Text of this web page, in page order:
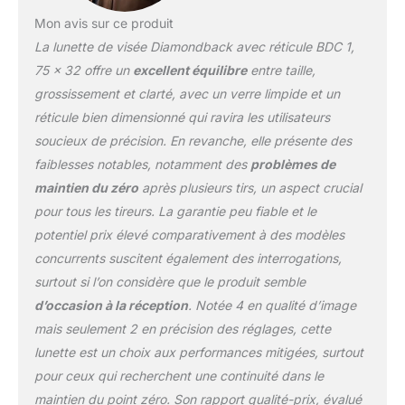
Mon avis sur ce produit
La lunette de visée Diamondback avec réticule BDC 1,
75 x 32 offre un excellent équilibreentre taille,
grossissement et clarté, avec un verre limpide et un
réticule bien dimensionné qui ravira les utilisateurs
soucieux de précision. En revanche, elle présente des
faiblesses notables, notamment des problèmes de
maintien du zéroaprès plusieurs tirs, un aspect crucial
pour tous les tireurs. La garantie peu fiable et le
potentiel prix élevé comparativement à des modèles
concurrents suscitent également des interrogations,
surtout si l’on considère que le produit semble
d’occasion à la réception. Notée 4 en qualité d’image
mais seulement 2 en précision des réglages, cette
lunette est un choix aux performances mitigées, surtout
pour ceux qui recherchent une continuité dans le
maintien du point zéro. Son rapport qualité-prix, évalué